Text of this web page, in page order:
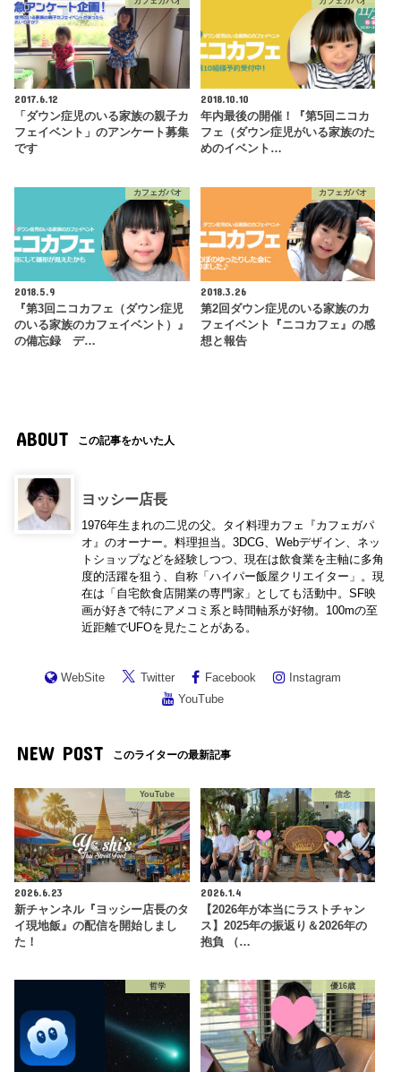
2017.6.12
「ダウン症児のいる家族の親子カ
フェイベント」のアンケート募集
です
2018.10.10
年内最後の開催！『第5回ニコカ
フェ（ダウン症児がいる家族のた
めのイベント…
カフェガパオ
2018.5.9
『第3回ニコカフェ（ダウン症児
のいる家族のカフェイベント）』
の備忘録 デ…
カフェガパオ
2018.3.26
第2回ダウン症児のいる家族のカ
フェイベント『ニコカフェ』の感
想と報告
ABOUT この記事をかいた人
ヨッシー店長
1976年生まれの二児の父。タイ料理カフェ『カフェガパ
オ』のオーナー。料理担当。3DCG、Webデザイン、ネッ
トショップなどを経験しつつ、現在は飲食業を主軸に多角
度的活躍を狙う、自称「ハイパー飯屋クリエイター」。現
在は「自宅飲食店開業の専門家」としても活動中。SF映
画が好きで特にアメコミ系と時間軸系が好物。100mの至
近距離でUFOを見たことがある。
WebSite Twitter Facebook
Instagram
YouTube
NEW POST このライターの最新記事
YouTube
2026.6.23
新チャンネル『ヨッシー店長のタ
イ現地飯』の配信を開始しまし
た！
信念
2026.1.4
【2026年が本当にラストチャン
ス】2025年の振返り＆2026年の
抱負 （…
哲学 優16歳